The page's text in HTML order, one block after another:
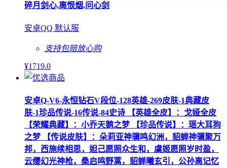
碎月剑心,离恨烟,问心剑
安卓QQ 默认服
支持包赔放心购
¥1719.0
安卓Q-V6-永恒钻石V段位-128英雄-269皮肤-1典藏皮
肤-1珍品传说-16传说-84史诗 【英雄全皮】：戈娅全皮
【荣耀典藏】：小乔天鹅之梦 【珍品传说】：瑶大耳狗
之梦 【传说皮肤】：朵莉亚神骥鸣幻洲，貂蝉神骥聚万
邦，西施续相思，妲己愿照众生和，虞姬愿照岁时盈，
云缨幻光神枪，桑启鸣野蒿，貂蝉曦玄引，公孙离记忆